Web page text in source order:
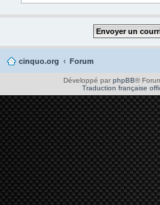
cinquo.org Forum
Développé par phpBB®
Traduction française